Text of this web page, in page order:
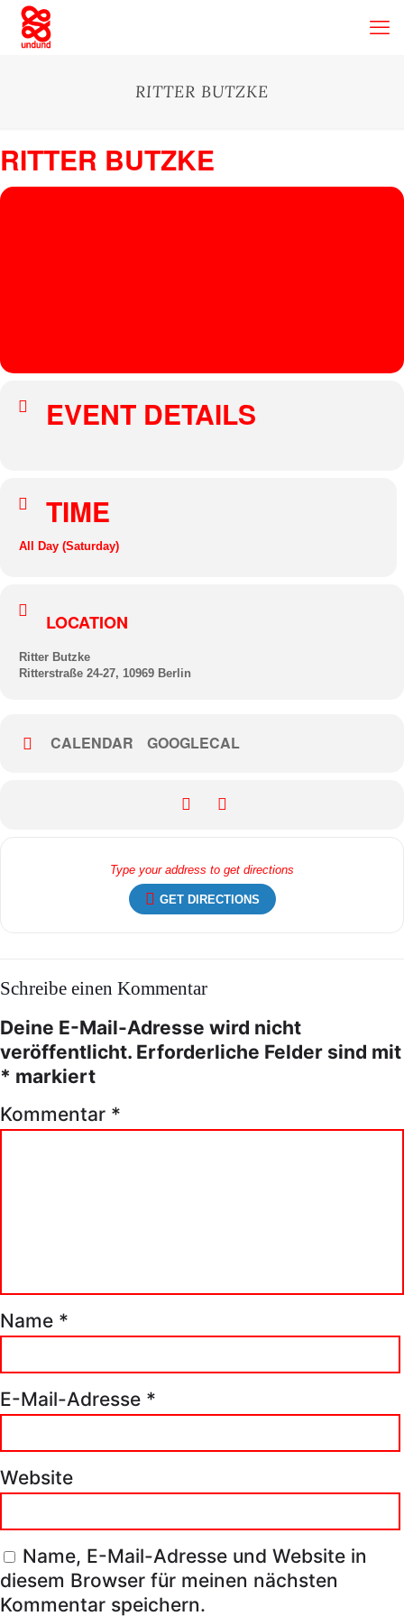
RITTER BUTZKE
RITTER BUTZKE
EVENT DETAILS
TIME
All Day (Saturday)
LOCATION
Ritter Butzke
Ritterstraße 24-27, 10969 Berlin
CALENDAR GOOGLECAL
GET DIRECTIONS
Schreibe einen Kommentar
Deine E-Mail-Adresse wird nicht
veröffentlicht. Erforderliche Felder sind mit
* markiert
Kommentar *
Name *
E-Mail-Adresse *
Website
Name, E-Mail-Adresse und Website in
diesem Browser für meinen nächsten
Kommentar speichern.